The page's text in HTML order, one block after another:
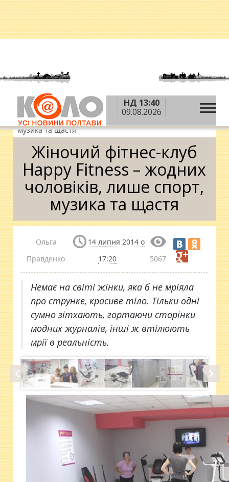
НД 13:40
09.08.2026
Головна » Теми » Споживач »Жіночий фітнес-
клуб Happy Fitness – жодних чоловіків, лише спорт,
музика та щастя
Жіночий фітнес-клуб
Happy Fitness – жодних
чоловіків, лише спорт,
музика та щастя
Ольга
Правденко
14 липня 2014 о
17:20
5067
Немає на світі жінки, яка б не мріяла
про струнке, красиве тіло. Тільки одні
сумно зітхають, гортаючи сторінки
модних журналів, інші ж втілюють
мрії в реальність.